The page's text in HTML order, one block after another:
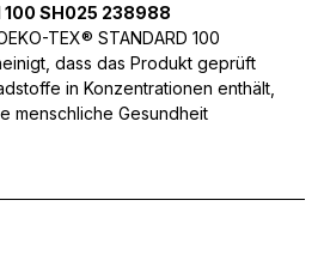
100 SH025 238988
TEX® STANDARD 100
dass das Produkt geprüft
in Konzentrationen enthält,
menschliche Gesundheit